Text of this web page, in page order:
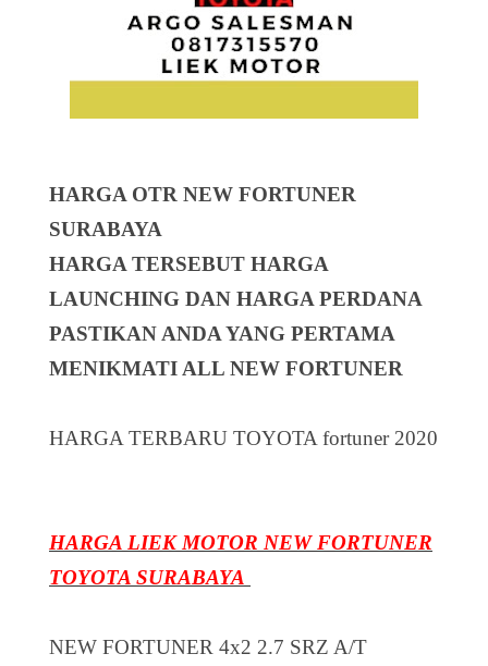
HARGA OTR NEW FORTUNER
SURABAYA
HARGA TERSEBUT HARGA
LAUNCHING DAN HARGA PERDANA
PASTIKAN ANDA YANG PERTAMA
MENIKMATI ALL NEW FORTUNER
HARGA TERBARU TOYOTA fortuner 2020
HARGA LIEK MOTOR NEW FORTUNER
TOYOTA SURABAYA
NEW FORTUNER 4x2 2.7 SRZ A/T